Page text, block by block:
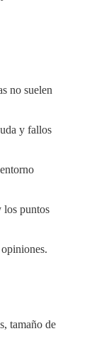
no suelen
y fallos
los puntos
tamaño de